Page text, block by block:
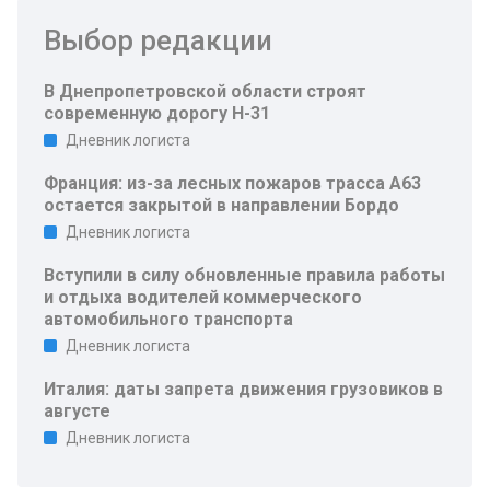
Выбор редакции
В Днепропетровской области строят
современную дорогу Н-31
Дневник логиста
Франция: из-за лесных пожаров трасса A63
остается закрытой в направлении Бордо
Дневник логиста
Вступили в силу обновленные правила работы
и отдыха водителей коммерческого
автомобильного транспорта
Дневник логиста
Италия: даты запрета движения грузовиков в
августе
Дневник логиста